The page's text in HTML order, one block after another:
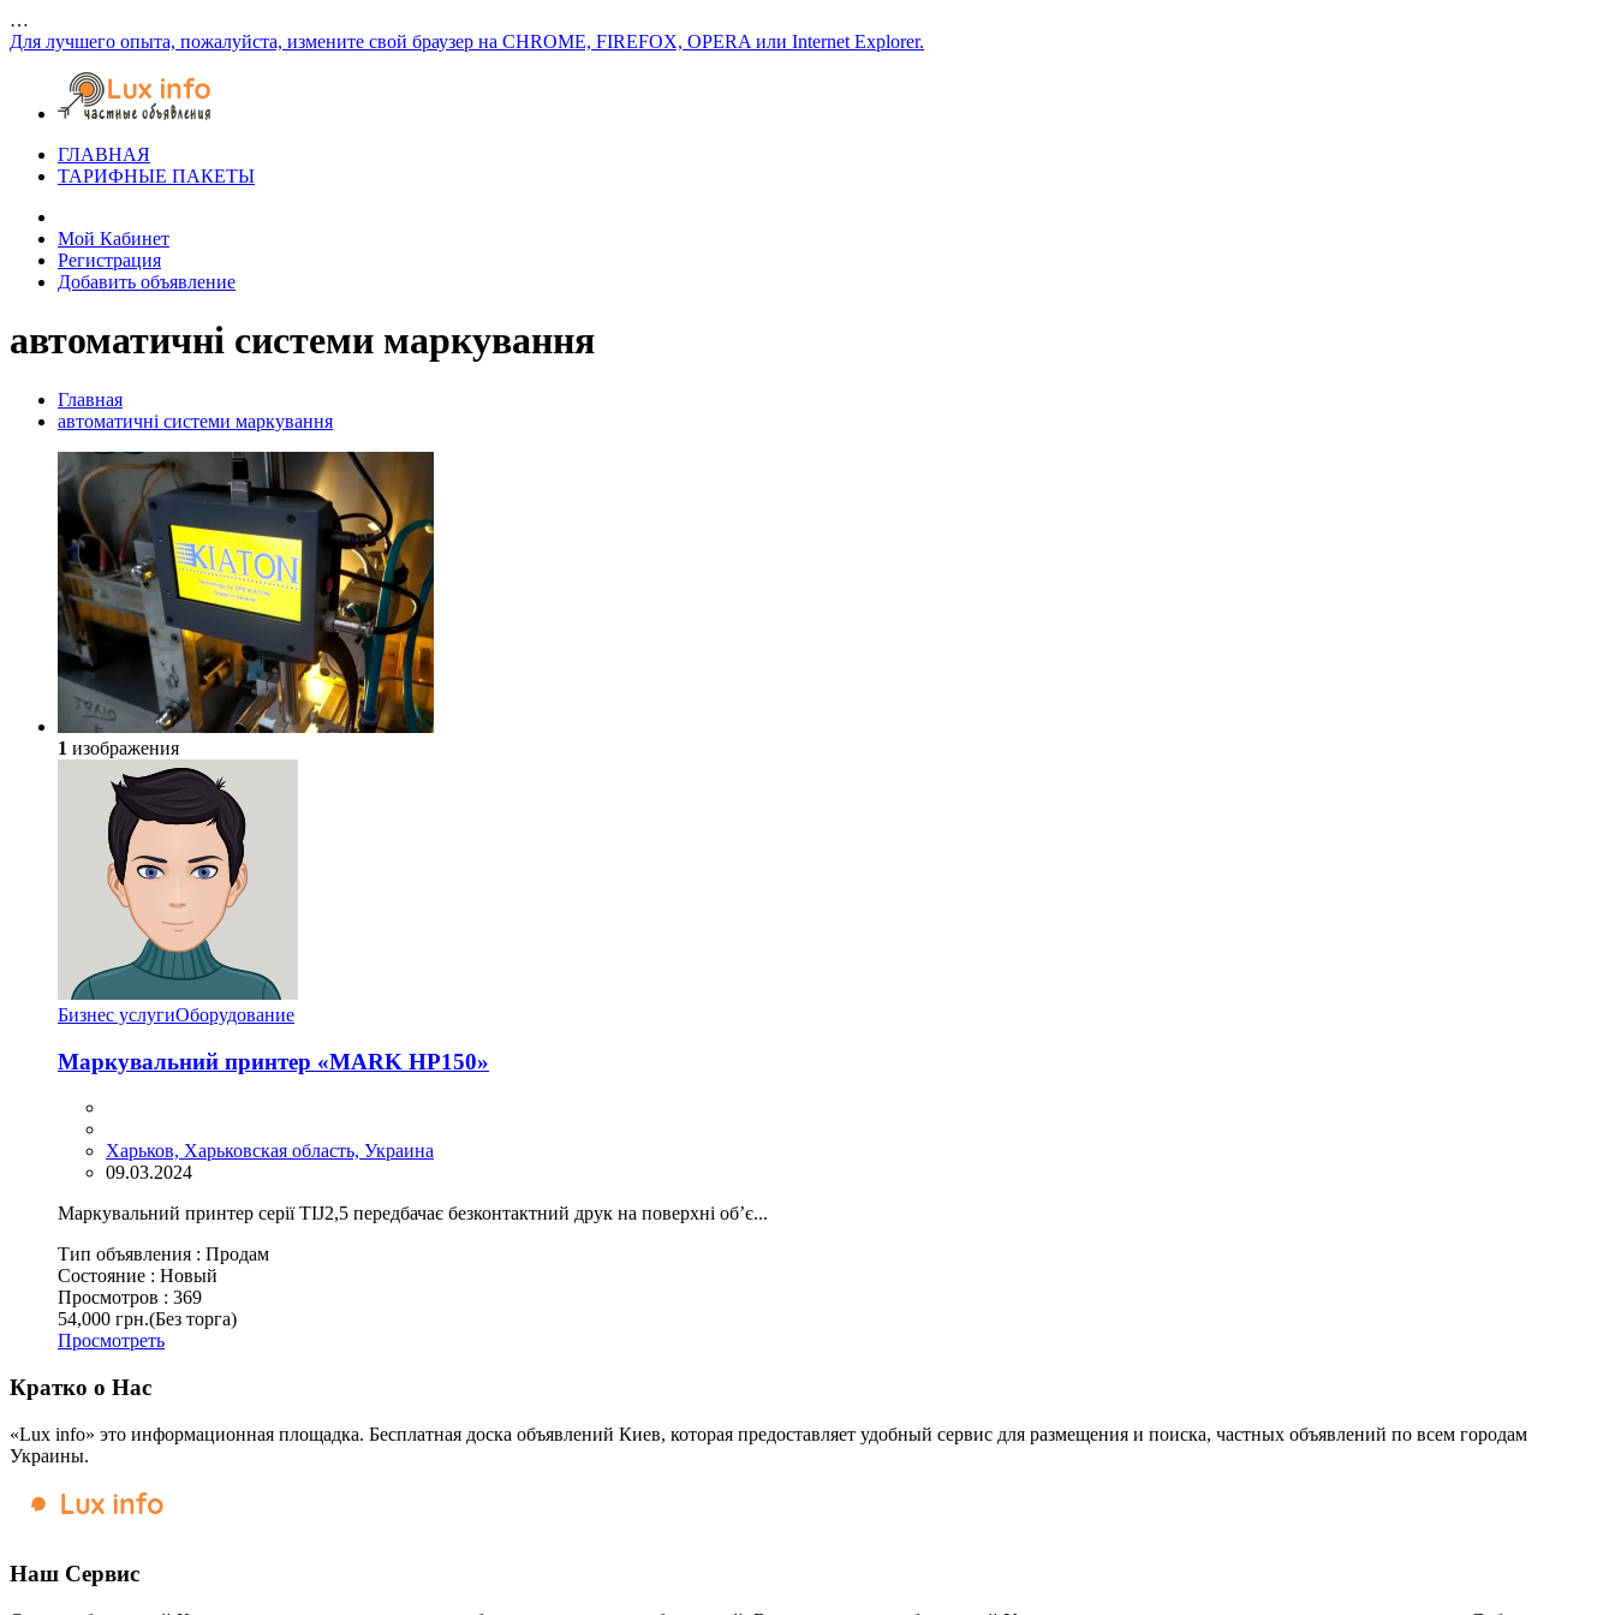
…
Для лучшего опыта, пожалуйста, измените свой браузер на CHROME, FIREFOX, OPERA или Internet Explorer.
ГЛАВНАЯ
ТАРИФНЫЕ ПАКЕТЫ
Мой Кабинет
Регистрация
Добавить объявление
автоматичні системи маркування
Главная
автоматичні системи маркування
1 изображения
Бизнес услугиОборудование
Маркувальний принтер «MARK HP150»
Харьков, Харьковская область, Украина
09.03.2024
Маркувальний принтер серії TIJ2,5 передбачає безконтактний друк на поверхні об’є...
Тип объявления : Продам
Состояние : Новый
Просмотров : 369
54,000 грн.(Без торга)
Просмотреть
Кратко о Нас
«Lux info» это информационная площадка. Бесплатная доска объявлений Киев, которая предоставляет удобный сервис для размещения и поиска, частных объявлений по всем городам
Украины.
Наш Сервис